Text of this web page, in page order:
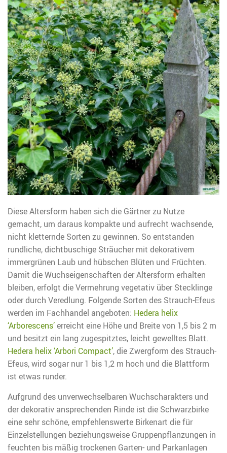
Diese Altersform haben sich die Gärtner zu Nutze
gemacht, um daraus kompakte und aufrecht wachsende,
nicht kletternde Sorten zu gewinnen. So entstanden
rundliche, dichtbuschige Sträucher mit dekorativem
immergrünen Laub und hübschen Blüten und Früchten.
Damit die Wuchseigenschaften der Altersform erhalten
bleiben, erfolgt die Vermehrung vegetativ über Stecklinge
oder durch Veredlung. Folgende Sorten des Strauch-Efeus
werden im Fachhandel angeboten: Hedera helix
‘Arborescens’erreicht eine Höhe und Breite von 1,5 bis 2 m
und besitzt ein lang zugespitztes, leicht gewelltes Blatt.
Hedera helix ‘Arbori Compact’, die Zwergform des Strauch-
Efeus, wird sogar nur 1 bis 1,2 m hoch und die Blattform
ist etwas runder.
Aufgrund des unverwechselbaren Wuchscharakters und
der dekorativ ansprechenden Rinde ist die Schwarzbirke
eine sehr schöne, empfehlenswerte Birkenart die für
Einzelstellungen beziehungsweise Gruppenpflanzungen in
feuchten bis mäßig trockenen Garten- und Parkanlagen